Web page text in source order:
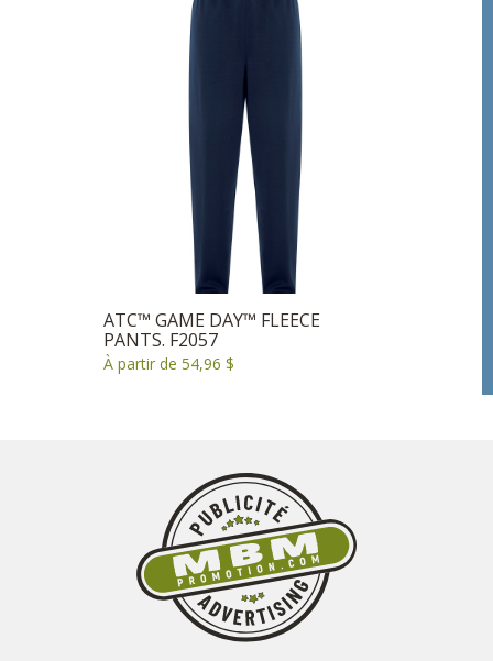
ATC™ GAME DAY™ FLEECE
PANTS. F2057
À partir de 54,96 $